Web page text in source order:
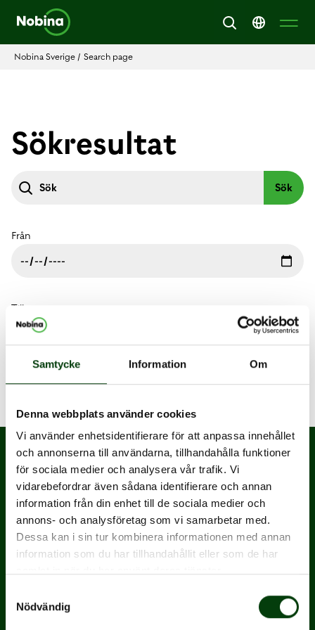
Samtycke Information Om
Denna webbplats använder cookies
Vi använder enhetsidentifierare för att anpassa innehållet
och annonserna till användarna, tillhandahålla funktioner
för sociala medier och analysera vår trafik. Vi
vidarebefordrar även sådana identifierare och annan
information från din enhet till de sociala medier och
annons- och analysföretag som vi samarbetar med.
Dessa kan i sin tur kombinera informationen med annan
information som du har tillhandahållit eller som de har
Nödvändig
Nobina Sverige / Search page
Sökresultat
Från
Till